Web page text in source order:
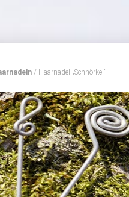
/ Haarnadel „Schnörkel“